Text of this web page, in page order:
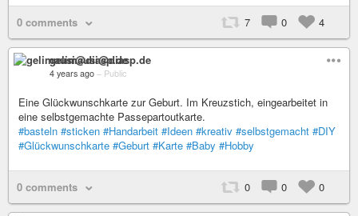
0 comments 7 0 4
gelimausi@diasp.de
4 years ago – Public
Eine Glückwunschkarte zur Geburt. Im Kreuzstich, eingearbeitet in
eine selbstgemachte Passepartoutkarte.
#basteln #sticken #Handarbeit #Ideen #kreativ #selbstgemacht #DIY
#Glückwunschkarte #Geburt #Karte #Baby #Hobby
0 comments 0 0 0